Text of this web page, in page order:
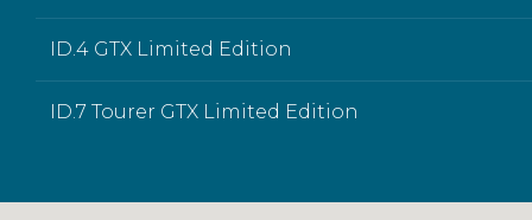
ID.4 GTX Limited Edition
ID.7 Tourer GTX Limited Edition